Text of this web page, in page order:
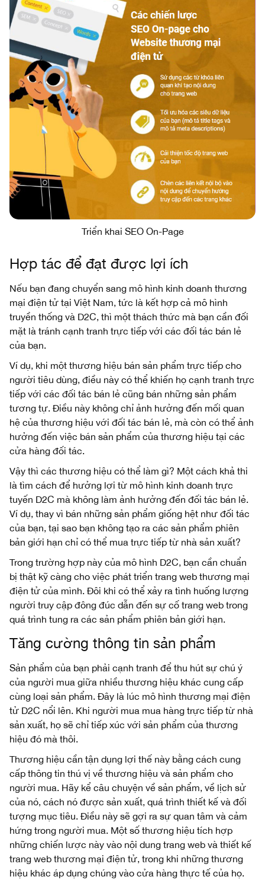
Triển khai SEO On-Page
Hợp tác để đạt được lợi ích
Nếu bạn đang chuyển sang mô hình kinh doanh thương
mại điện tử tại Việt Nam, tức là kết hợp cả mô hình
truyền thống và D2C, thì một thách thức mà bạn cần đối
mặt là tránh cạnh tranh trực tiếp với các đối tác bán lẻ
của bạn.
Ví dụ, khi một thương hiệu bán sản phẩm trực tiếp cho
người tiêu dùng, điều này có thể khiến họ cạnh tranh trực
tiếp với các đối tác bán lẻ cũng bán những sản phẩm
tương tự. Điều này không chỉ ảnh hưởng đến mối quan
hệ của thương hiệu với đối tác bán lẻ, mà còn có thể ảnh
hưởng đến việc bán sản phẩm của thương hiệu tại các
cửa hàng đối tác.
Vậy thì các thương hiệu có thể làm gì? Một cách khả thi
là tìm cách để hưởng lợi từ mô hình kinh doanh trực
tuyến D2C mà không làm ảnh hưởng đến đối tác bán lẻ.
Ví dụ, thay vì bán những sản phẩm giống hệt như đối tác
của bạn, tại sao bạn không tạo ra các sản phẩm phiên
bản giới hạn chỉ có thể mua trực tiếp từ nhà sản xuất?
Trong trường hợp này của mô hình D2C, bạn cần chuẩn
bị thật kỹ càng cho việc phát triển trang web thương mại
điện tử của mình. Đôi khi có thể xảy ra tình huống lượng
người truy cập đông đúc dẫn đến sự cố trang web trong
quá trình tung ra các sản phẩm phiên bản giới hạn.
Tăng cường thông tin sản phẩm
Sản phẩm của bạn phải cạnh tranh để thu hút sự chú ý
của người mua giữa nhiều thương hiệu khác cung cấp
cùng loại sản phẩm. Đây là lúc mô hình thương mại điện
tử D2C nổi lên. Khi người mua mua hàng trực tiếp từ nhà
sản xuất, họ sẽ chỉ tiếp xúc với sản phẩm của thương
hiệu đó mà thôi.
Thương hiệu cần tận dụng lợi thế này bằng cách cung
cấp thông tin thú vị về thương hiệu và sản phẩm cho
người mua. Hãy kể câu chuyện về sản phẩm, về lịch sử
của nó, cách nó được sản xuất, quá trình thiết kế và đối
tượng mục tiêu. Điều này sẽ gợi ra sự quan tâm và cảm
hứng trong người mua. Một số thương hiệu tích hợp
những chiến lược này vào nội dung trang web và thiết kế
trang web thương mại điện tử, trong khi những thương
hiệu khác áp dụng chúng vào cửa hàng thực tế của họ.